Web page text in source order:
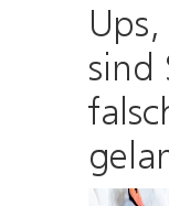
sind